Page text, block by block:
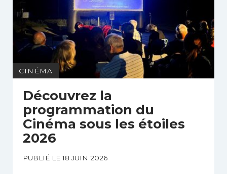
CINÉMA
Découvrez la
programmation du
Cinéma sous les étoiles
2026
PUBLIÉ LE 18 JUIN 2026